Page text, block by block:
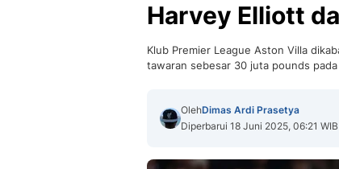
Harvey Elliott
Klub Premier League Aston Villa
tawaran sebesar 30 juta pounds
OlehDimas Ardi Prasetya
Diperbarui 18 Juni 2025, 06:21 WIB